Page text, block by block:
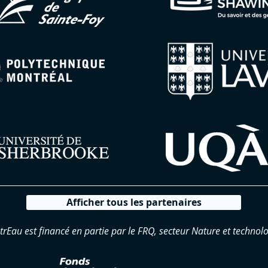
Afficher tous les partenaires
est financé en partie par le FRQ, secteur Nature et